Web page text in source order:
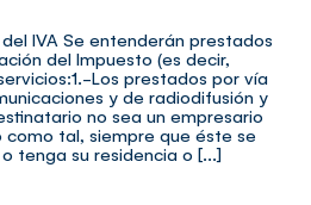
IVA Se entenderán prestados
del Impuesto (es decir,
Los prestados por vía
y de radiodifusión y
no sea un empresario
tal, siempre que éste se
tenga su residencia o [...]